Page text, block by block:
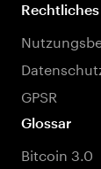
Rechtliches
GPSR
Glossar
Bitcoin 3.0